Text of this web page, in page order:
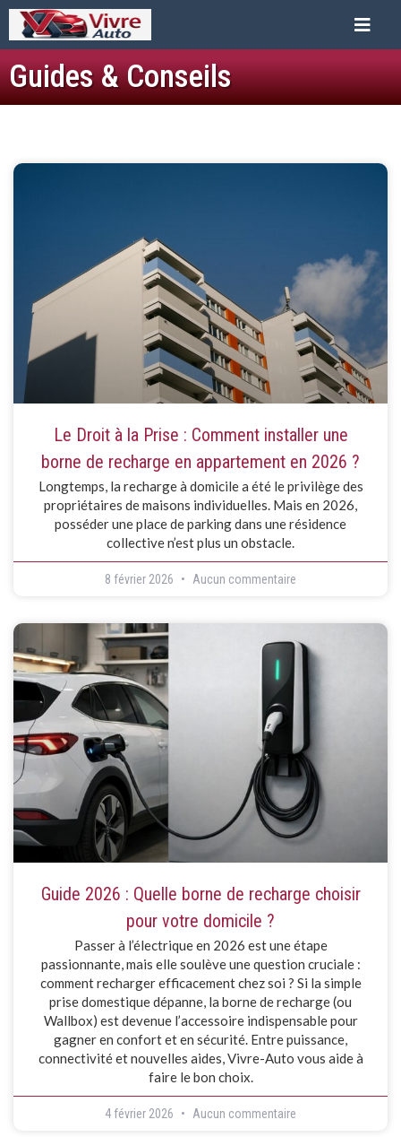
Guides & Conseils
Le Droit à la Prise : Comment installer une
borne de recharge en appartement en 2026 ?
Longtemps, la recharge à domicile a été le privilège des
propriétaires de maisons individuelles. Mais en 2026,
posséder une place de parking dans une résidence
collective n’est plus un obstacle.
8 février 2026 Aucun commentaire
Guide 2026 : Quelle borne de recharge choisir
pour votre domicile ?
Passer à l’électrique en 2026 est une étape
passionnante, mais elle soulève une question cruciale :
comment recharger efficacement chez soi ? Si la simple
prise domestique dépanne, la borne de recharge (ou
Wallbox) est devenue l’accessoire indispensable pour
gagner en confort et en sécurité. Entre puissance,
connectivité et nouvelles aides, Vivre-Auto vous aide à
faire le bon choix.
4 février 2026 Aucun commentaire